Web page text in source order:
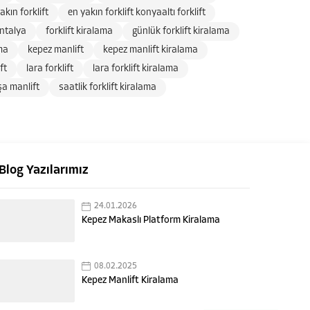
forklift
en yakın forklift konyaaltı forklift
forklift kiralama
günlük forklift kiralama
kepez manlift
kepez manlift kiralama
lara forklift
lara forklift kiralama
manlift
saatlik forklift kiralama
Blog Yazılarımız
24.01.2026
Kepez Makaslı Platform Kiralama
08.02.2025
Kepez Manlift Kiralama